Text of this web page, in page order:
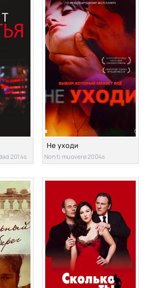
2014s
Не уходи
Non ti muovere 2004s